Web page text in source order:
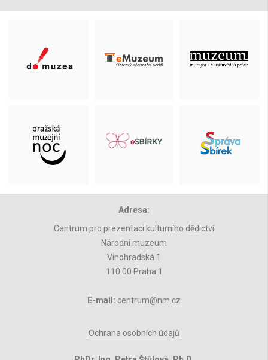
Adresa:
Centrum pro prezentaci kulturního dědictví
Národní muzeum
Vinohradská 1
110 00 Praha 1
E-mail: centrum@nm.cz
Ochrana osobních údajů